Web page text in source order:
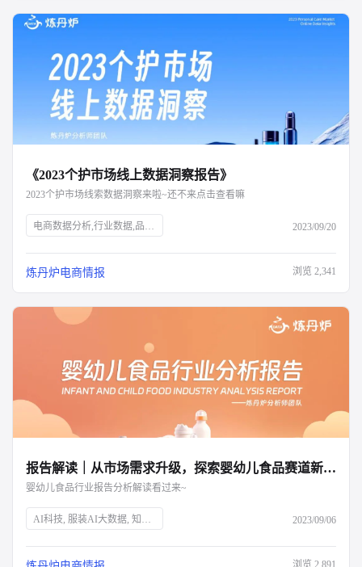
《2023个护市场线上数据洞察报告》
2023个护市场线索数据洞察来啦~还不来点击查看嘛
电商数据分析,行业数据,品牌数据,店铺数据,商品数据,炼丹炉,个护市场,口腔护理,身体护理,消费者需求,新锐国货,电商平台,抖音,小红书,气味经济,新媒体营销,全渠道布局,消费洞察,产品升级,细分市场 2023/09/20
炼丹炉电商情报 浏览 2,341
报告解读｜从市场需求升级，探索婴幼儿食品赛道新增量
婴幼儿食品行业报告分析解读看过来~
AI科技, 服装AI大数据, 知衣科技, 母婴市场, 婴幼儿食品, 育儿趋势, 二三胎政策, 效率育儿, 婴幼儿营养品, 特殊配方奶粉, 乳铁蛋白, 雀巢, 超启能恩, 水解蛋白, 市场分析, 消费升级 2023/09/06
浏览 2,891